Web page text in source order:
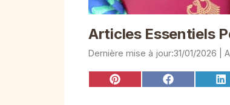
Articles Essentiels
31/01/2026
Share Share